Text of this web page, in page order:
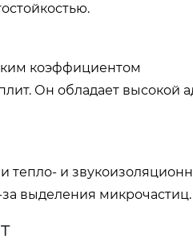
коэффициентом
Он обладает высокой
тепло- и
выделения микрочастиц.